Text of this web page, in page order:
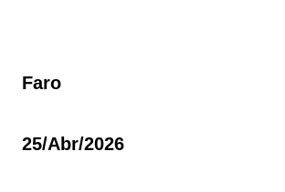
Faro
25/abr/2026